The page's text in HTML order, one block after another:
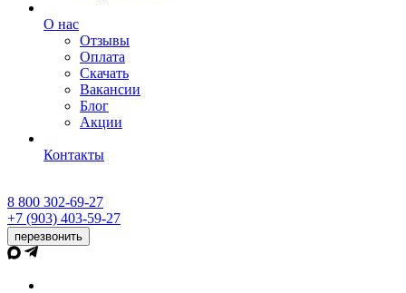
О нас
Отзывы
Оплата
Скачать
Вакансии
Блог
Акции
Контакты
8 800 302-69-27
+7 (903) 403-59-27
перезвонить